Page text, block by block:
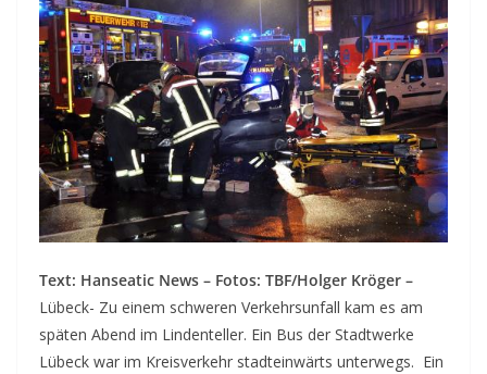
Text: Hanseatic News – Fotos: TBF/Holger Kröger –
Lübeck- Zu einem schweren Verkehrsunfall kam es am
späten Abend im Lindenteller. Ein Bus der Stadtwerke
Lübeck war im Kreisverkehr stadteinwärts unterwegs. Ein